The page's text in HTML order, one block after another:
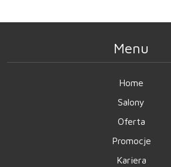
Menu
Home
Salony
Oferta
Promocje
Kariera